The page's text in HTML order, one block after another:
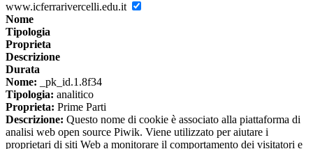
www.icferrarivercelli.edu.it
Nome
Tipologia
Proprieta
Descrizione
Durata
Nome: _pk_id.1.8f34
Tipologia: analitico
Proprieta: Prime Parti
Descrizione: Questo nome di cookie è associato alla piattaforma di
analisi web open source Piwik. Viene utilizzato per aiutare i
proprietari di siti Web a monitorare il comportamento dei visitatori e